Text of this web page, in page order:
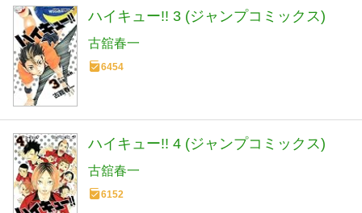
ハイキュー!! 3 (ジャンプコミックス)
古舘春一
6454
ハイキュー!! 4 (ジャンプコミックス)
古舘春一
6152